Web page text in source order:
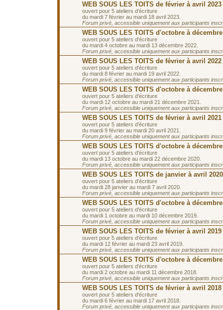
WEB SOUS LES TOITS de février à avril 2023
ouvert pour 5 ateliers d'écriture
du mardi 7 février au mardi 18 avril 2023.
Forum privé, accessible uniquement aux participants
WEB SOUS LES TOITS d'octobre à décembre
ouvert pour 5 ateliers d'écriture
du mardi 4 octobre au mardi 13 décembre 2022.
Forum privé, accessible uniquement aux participants
WEB SOUS LES TOITS de février à avril 2022
ouvert pour 5 ateliers d'écriture
du mardi 8 février au mardi 19 avril 2022.
Forum privé, accessible uniquement aux participants
WEB SOUS LES TOITS d'octobre à décembre
ouvert pour 5 ateliers d'écriture
du mardi 12 octobre au mardi 21 décembre 2021.
Forum privé, accessible uniquement aux participants
WEB SOUS LES TOITS de février à avril 2021
ouvert pour 5 ateliers d'écriture
du mardi 9 février au mardi 20 avril 2021.
Forum privé, accessible uniquement aux participants
WEB SOUS LES TOITS d'octobre à décembre
ouvert pour 5 ateliers d'écriture
du mardi 13 octobre au mardi 22 décembre 2020.
Forum privé, accessible uniquement aux participants
WEB SOUS LES TOITS de janvier à avril 2020
ouvert pour 5 ateliers d'écriture
du mardi 28 janvier au mardi 7 avril 2020.
Forum privé, accessible uniquement aux participants
WEB SOUS LES TOITS d'octobre à décembre
ouvert pour 5 ateliers d'écriture
du mardi 1 octobre au mardi 10 décembre 2019.
Forum privé, accessible uniquement aux participants
WEB SOUS LES TOITS de février à avril 2019
ouvert pour 5 ateliers d'écriture
du mardi 12 février au mardi 23 avril 2019.
Forum privé, accessible uniquement aux participants
WEB SOUS LES TOITS d'octobre à décembre
ouvert pour 5 ateliers d'écriture
du mardi 2 octobre au mardi 11 décembre 2018.
Forum privé, accessible uniquement aux participants
WEB SOUS LES TOITS de février à avril 2018
ouvert pour 5 ateliers d'écriture
du mardi 6 février au mardi 17 avril 2018.
Forum privé, accessible uniquement aux participants